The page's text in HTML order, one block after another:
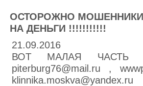
ОСТОРОЖНО
НА ДЕНЬГИ !!!!!!!!!!!
21.09.2016
ВОТ МАЛАЯ ЧАСТЬ
piterburg76@mail.ru ,